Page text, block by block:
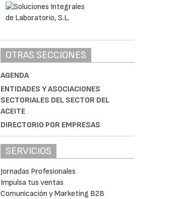
OTRAS SECCIONES
AGENDA
ENTIDADES Y ASOCIACIONES
SECTORIALES DEL SECTOR DEL
ACEITE
DIRECTORIO POR EMPRESAS
SERVICIOS
Jornadas Profesionales
Impulsa tus ventas
Comunicación y Marketing B2B